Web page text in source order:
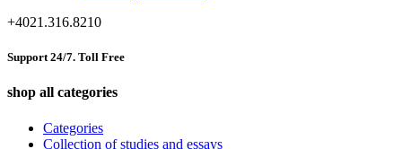
+4021.316.8210
Support 24/7. Toll Free
shop all categories
Categories
Collection of studies and essays